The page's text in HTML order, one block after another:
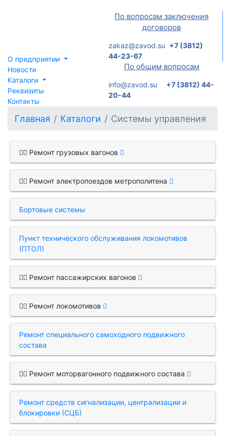
По вопросам заключения
договоров
zakaz@zavod.su +7 (3812)
44-23-67
По общим вопросам
info@zavod.su
+7 (3812) 44-
20-44
О предприятии
Новости
Каталоги
Реквизиты
Контакты
Главная Каталоги Системы управления
Ремонт грузовых вагонов
Ремонт электропоездов метрополитена
Бортовые системы
Пункт технического обслуживания локомотивов
(ПТОЛ)
Ремонт пассажирских вагонов
Ремонт локомотивов
Ремонт специального самоходного подвижного
состава
Ремонт моторвагонного подвижного состава
Ремонт средств сигнализации, централизации и
блокировки (СЦБ)